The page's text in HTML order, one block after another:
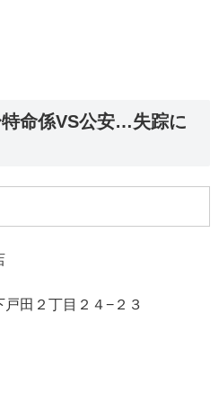
命係VS公安…失踪に
田２丁目２４−２３